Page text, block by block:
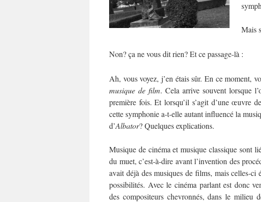
Mais
Non? ça ne vous dit rien? Et ce passage-là :
Ah, vous voyez, j’en étais sûr. En ce moment,
musique de film. Cela arrive souvent lorsque
première fois. Et lorsqu’il s’agit d’une œuvre de
cette symphonie a-t-elle autant influencé la
d’Albator? Quelques explications.
Musique de cinéma et musique classique sont
du muet, c’est-à-dire avant l’invention des
avait déjà des musiques de films, mais celles-
possibilités. Avec le cinéma parlant est donc
des compositeurs chevronnés, dans le milieu